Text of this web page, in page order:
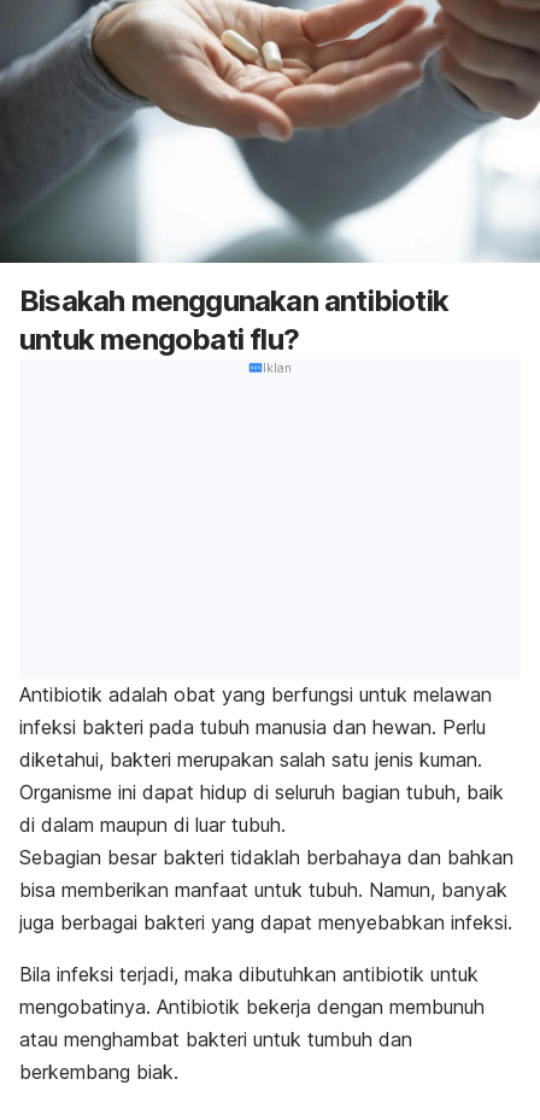
Bisakah menggunakan antibiotik
untuk mengobati flu?
Iklan
Antibiotik adalah obat yang berfungsi untuk melawan
infeksi bakteri pada tubuh manusia dan hewan. Perlu
diketahui, bakteri merupakan salah satu jenis kuman.
Organisme ini dapat hidup di seluruh bagian tubuh, baik
di dalam maupun di luar tubuh.
Sebagian besar bakteri tidaklah berbahaya dan bahkan
bisa memberikan manfaat untuk tubuh. Namun, banyak
juga berbagai bakteri yang dapat menyebabkan infeksi.
Bila infeksi terjadi, maka dibutuhkan antibiotik untuk
mengobatinya. Antibiotik bekerja dengan membunuh
atau menghambat bakteri untuk tumbuh dan
berkembang biak.